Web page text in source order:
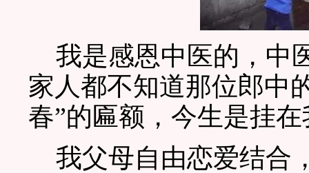
我是感恩中医的，中
家人都不知道那位郎中
春”的匾额，今生是挂
我父母自由恋爱结合